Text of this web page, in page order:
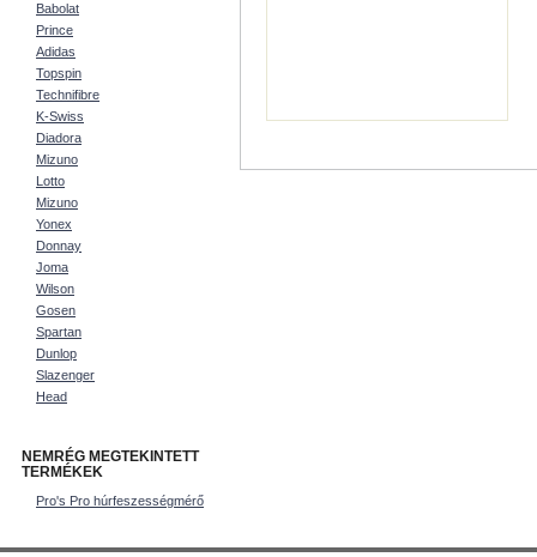
Babolat
Prince
Adidas
Topspin
Technifibre
K-Swiss
Diadora
Mizuno
Lotto
Mizuno
Yonex
Donnay
Joma
Wilson
Gosen
Spartan
Dunlop
Slazenger
Head
NEMRÉG MEGTEKINTETT
TERMÉKEK
Pro's Pro húrfeszességmérő